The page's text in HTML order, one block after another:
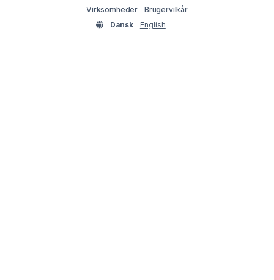
Virksomheder
Brugervilkår
Dansk
English